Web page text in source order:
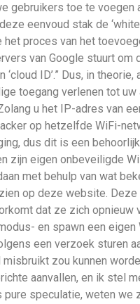
gebruikers toe te
eenvoud stak de
proces van het
van Google stuurt
ID’.” Dus, in
toegang verlenen tot
u het IP-adres van
op hetzelfde WiFi-
dus dit is een
zijn eigen onbeveiligde
met behulp van wat
op deze website.
dat ze zich
en spawn een
een verzoek sturen
zou kunnen
aanvallen, en ik stel
speculatie, weten